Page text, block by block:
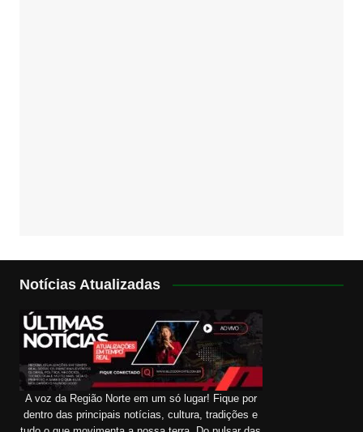
Notícias Atualizadas
A voz da Região Norte em um só lugar! Fique por
dentro das principais notícias, cultura, tradições e